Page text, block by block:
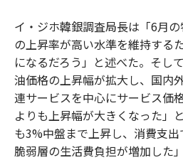
イ・ジホ韓銀調査局長は「6月
の上昇率が高い水準を維持する
になるだろう」と述べた。そし
油価格の上昇幅が拡大し、国内
連サービスを中心にサービス価
よりも上昇幅が大きくなった」
も3%中盤まで上昇し、消費支
脆弱層の生活費負担が増加した